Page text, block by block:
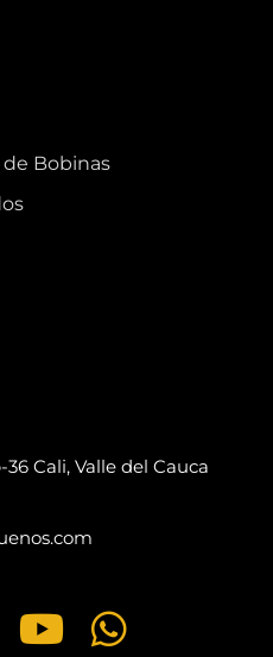
Bobinas
36 Cali, Valle del Cauca